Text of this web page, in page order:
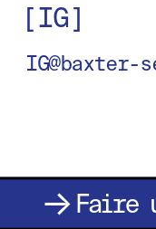
[IG]
↓ Faire